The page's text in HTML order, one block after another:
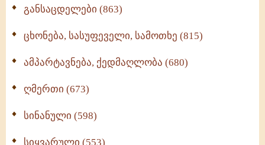
განსაცდელები (863)
ცხონება, სასუფეველი, სამოთხე (815)
ამპარტავნება, ქედმაღლობა (680)
ღმერთი (673)
სინანული (598)
სიყვარული (553)